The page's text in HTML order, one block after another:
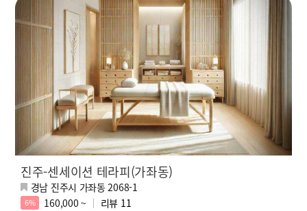
진주-센세이션 테라피(가좌동)
경남 진주시 가좌동 2068-1
6% 160,000 ~ 리뷰 11